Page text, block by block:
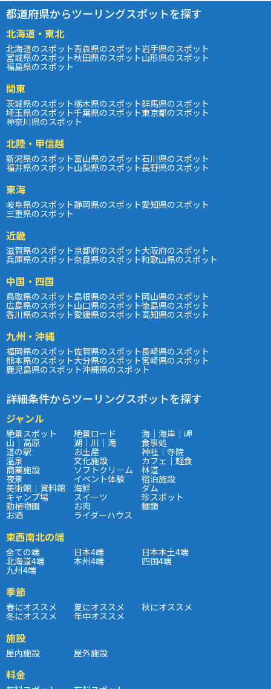
都道府県からツーリングスポットを探す
北海道・東北
北海道のスポット青森県のスポット岩手県のスポット
宮城県のスポット秋田県のスポット山形県のスポット
福島県のスポット
関東
茨城県のスポット栃木県のスポット群馬県のスポット
埼玉県のスポット千葉県のスポット東京都のスポット
神奈川県のスポット
北陸・甲信越
新潟県のスポット富山県のスポット石川県のスポット
福井県のスポット山梨県のスポット長野県のスポット
東海
岐阜県のスポット静岡県のスポット愛知県のスポット
三重県のスポット
近畿
滋賀県のスポット京都府のスポット大阪府のスポット
兵庫県のスポット奈良県のスポット和歌山県のスポット
中国・四国
鳥取県のスポット島根県のスポット岡山県のスポット
広島県のスポット山口県のスポット徳島県のスポット
香川県のスポット愛媛県のスポット高知県のスポット
九州・沖縄
福岡県のスポット佐賀県のスポット長崎県のスポット
熊本県のスポット大分県のスポット宮崎県のスポット
鹿児島県のスポット沖縄県のスポット
詳細条件からツーリングスポットを探す
ジャンル
絶景スポット 絶景ロード 海｜海岸｜岬
山｜高原 湖｜川｜滝 食事処
道の駅 お土産 神社｜寺院
温泉 文化施設 カフェ｜軽食
商業施設 ソフトクリーム 林道
夜景 イベント体験 宿泊施設
美術館｜資料館 海鮮 ダム
キャンプ場 スイーツ 珍スポット
動植物園 お肉 麺類
お酒 ライダーハウス
東西南北の端
全ての端 日本4端 日本本土4端
北海道4端 本州4端 四国4端
九州4端
季節
春にオススメ 夏にオススメ 秋にオススメ
冬にオススメ 年中オススメ
施設
屋内施設 屋外施設
料金